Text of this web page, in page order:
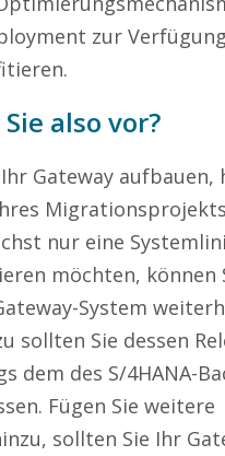
zur
also vor?
Gateway aufbauen,
nur eine
möchten, können
System
sollten Sie dessen
dem des S/4HANA-
Fügen Sie weitere
sollten Sie Ihr